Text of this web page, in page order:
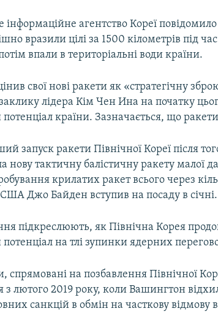
інформаційне агентство Кореї
вразили цілі за 1500 кілометрів під
впали в територіальні води країни.
свої нові ракети як «стратегічну
заклику лідера Кім Чен Ина на початку
потенціал країни. Зазначається, що
запуск ракети Північної Кореї після
нову тактичну балістичну ракету малої
крилатих ракет всього через
Джо Байден вступив на посаду в січні.
підкреслюють, як Північна Корея
потенціал на тлі зупинки ядерних
спрямовані на позбавлення Північної
з лютого 2019 року, коли Вашингтон
санкцій в обмін на часткову відмову